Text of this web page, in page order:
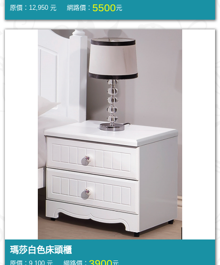
原價：12,950 元 網路價： 5500元
瑪莎白色床頭櫃
原價：9,100 元 網路價： 元